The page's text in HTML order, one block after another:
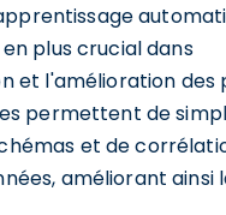
plus crucial dans
et l'amélioration des
permettent de
et de
améliorant ainsi